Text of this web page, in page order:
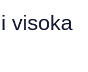
visoka